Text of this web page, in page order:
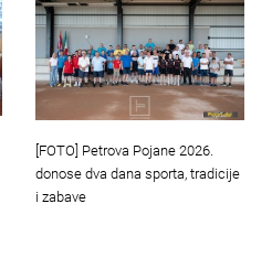
[FOTO] Petrova Pojane 2026.
donose dva dana sporta, tradicije
i zabave